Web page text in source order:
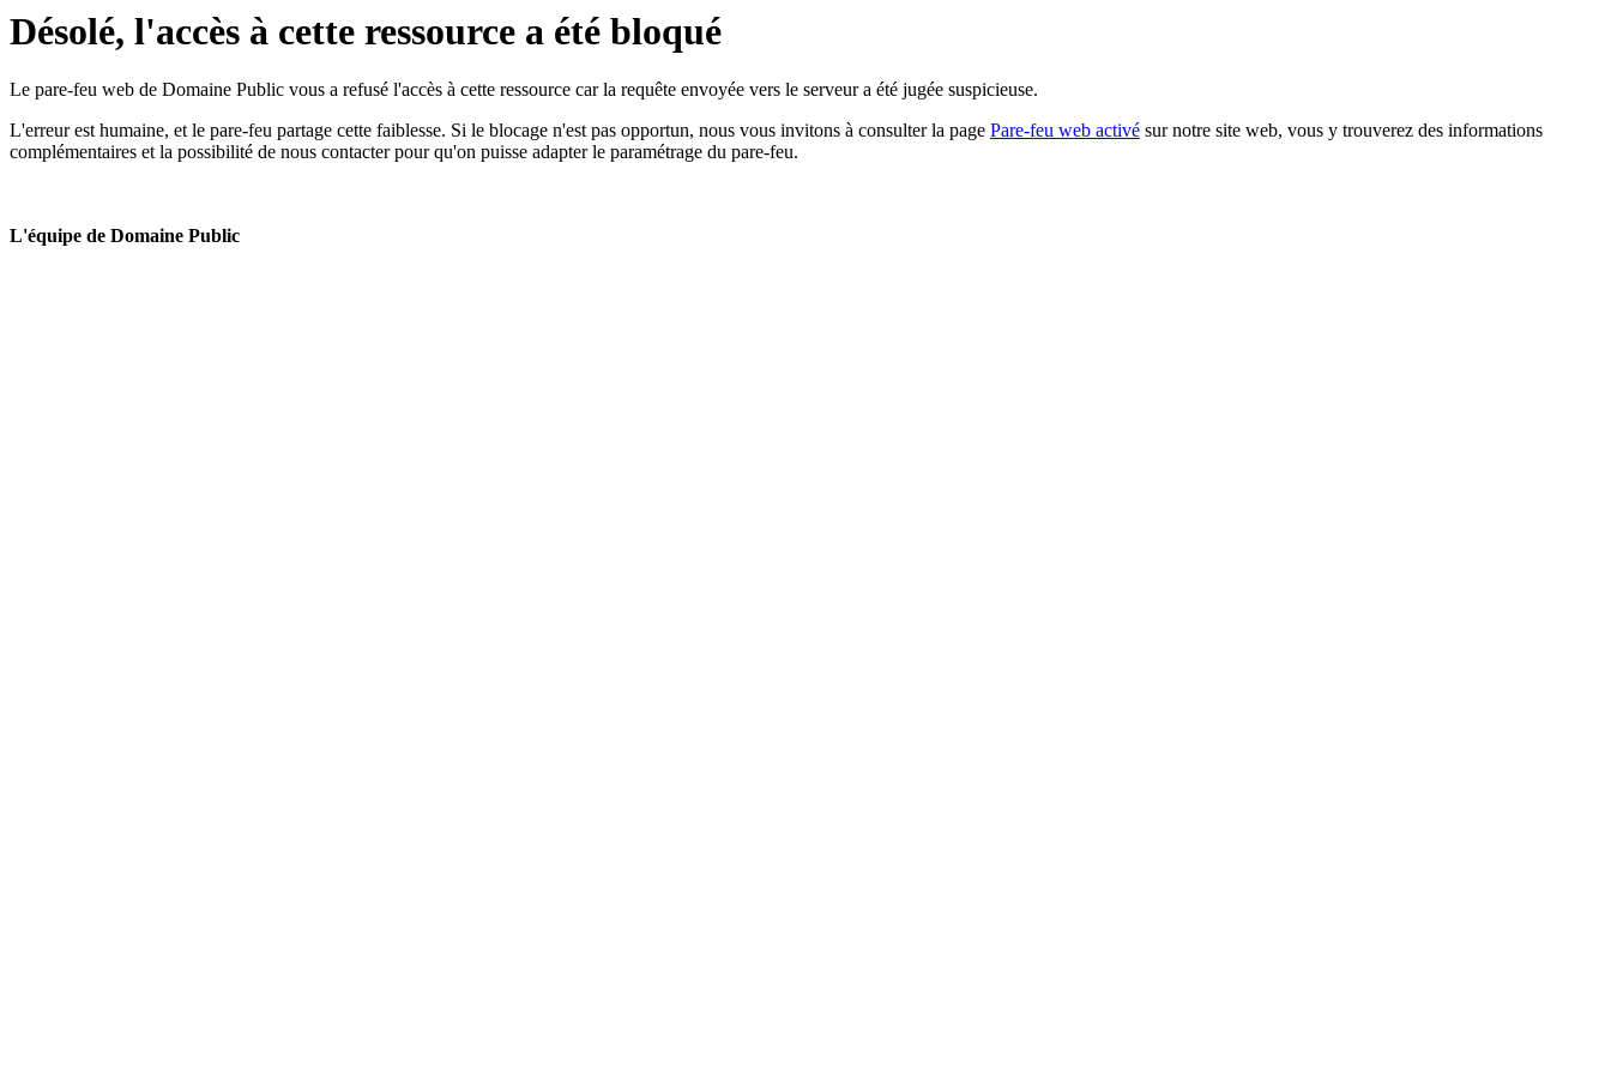
Désolé, l'accès à cette ressource a été bloqué
Le pare-feu web de Domaine Public vous a refusé l'accès à cette ressource car la requête envoyée vers le serveur a été jugée suspicieuse.
L'erreur est humaine, et le pare-feu partage cette faiblesse. Si le blocage n'est pas opportun, nous vous invitons à consulter la page Pare-feu web activé sur notre site web, vous y trouverez des informations
complémentaires et la possibilité de nous contacter pour qu'on puisse adapter le paramétrage du pare-feu.
L'équipe de Domaine Public